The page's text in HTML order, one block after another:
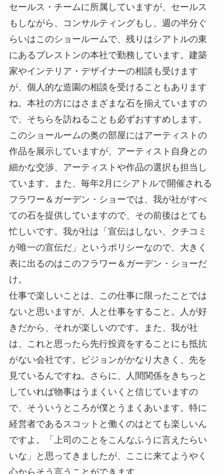
セールス・チームに所属していますが、セールス
もしながら、コンサルティングもし、週の半分ぐ
らいはこのショールームで、残りはシアトルの東
にあるプレストンの本社で勤務しています。建築
家やインテリア・デザイナーの相談も受けます
が、個人的な造園の相談を受けることもあります
ね。本社の方にはさまざまな石を揃えていますの
で、そちらを訪ねることも必ずおすすめします。
このショールームの奥の部屋にはアーティストの
作品を展示していますが、アーティスト自身との
細かな交渉、アーティストや作品の選択も担当し
ています。また、毎年2月にシアトルで開催される
フラワー＆ガーデン・ショーでは、我が社がすべ
ての石を提供していますので、その前後はとても
忙しいです。我が社は「宣伝はしない、クチコミ
が唯一の宣伝だ」というポリシーなので、大きく
表に出るのはこのフラワー＆ガーデン・ショーだ
け。
仕事で楽しいことは、この仕事に限ったことでは
ないと思いますが、人と仕事をすること。人が好
きだから、それが楽しいのです。また、我が社
は、これと思ったら先行投資をすることにも抵抗
がない会社です。ビジョンがかなり大きく、先を
見ているんですね。さらに、人間関係をきちっと
していれば物事はうまくいくと信じていますの
で、そういうところが僕とうまくあいます。特に
経営者であるスコットと働くのはとても楽しいん
ですよ。「上司のことをこんなふうに言えたらい
いな」と思ってきましたが、ここに来てようやく
心からそう言うことができます。